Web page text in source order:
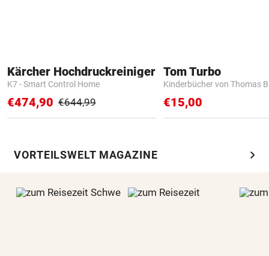
Kärcher Hochdruckreiniger
K7 - Smart Control Home
€474,90 €644,99
Tom Turbo
Kinderbücher von Thomas
€15,00
VORTEILSWELT MAGAZINE chevron_right